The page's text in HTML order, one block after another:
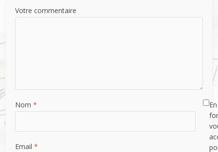
Votre commentaire
Nom *
Email *